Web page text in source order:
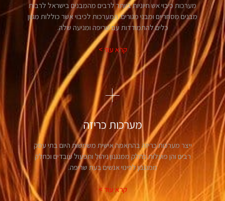
מערכות כיבוי אש חיוניות ביותר לרבים מהמבנים בישראל לרבות
מבנים מסחריים ומבני מגורים. המערכות לכיבוי אשר כוללות מגוון
כלים להתמודדות עם שריפה ומניעה שלה.
קרא עוד >
מערכות כריזה
ייצר מערכות כריזה בהתאמה אישית משמשות היום בתי עסק
רבים והן פועלות כחלק ממנגנון ניהול ותפעול עובדים וכחלק
ממנגנון לפינוי אנשים בעת שריפה.
קרא עוד >